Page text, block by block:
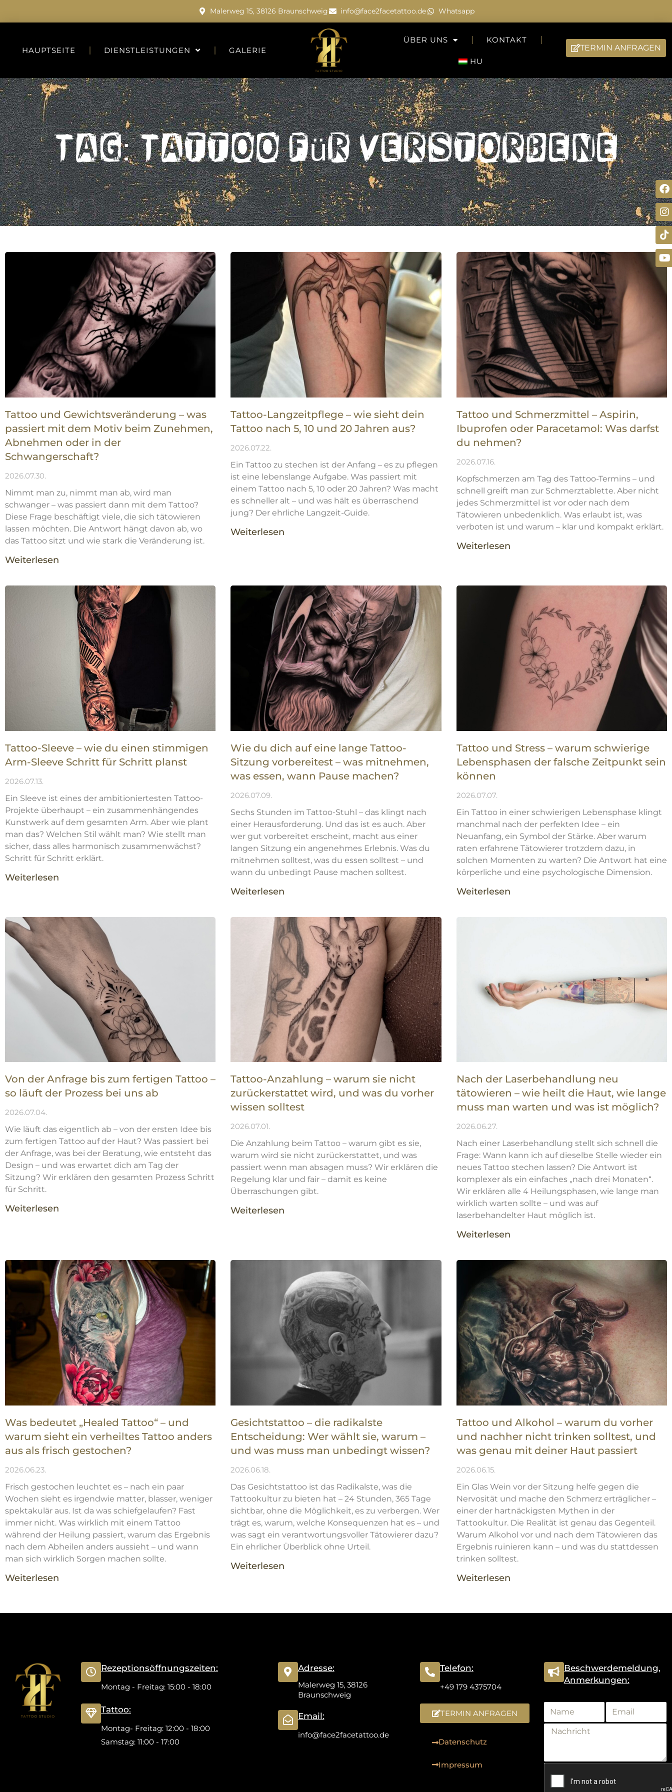
Malerweg 15, 38126 Braunschweig info@face2facetattoo.de Whatsapp
HAUPTSEITE DIENSTLEISTUNGEN GALERIE
ÜBER UNS KONTAKT
HU
TERMIN ANFRAGEN
Tag: Tattoo für Verstorbene
Tattoo und Gewichtsveränderung – was
passiert mit dem Motiv beim Zunehmen,
Abnehmen oder in der
Schwangerschaft?
2026.07.30.
Nimmt man zu, nimmt man ab, wird man
schwanger – was passiert dann mit dem Tattoo?
Diese Frage beschäftigt viele, die sich tätowieren
lassen möchten. Die Antwort hängt davon ab, wo
das Tattoo sitzt und wie stark die Veränderung ist.
Weiterlesen
Tattoo-Langzeitpflege – wie sieht dein
Tattoo nach 5, 10 und 20 Jahren aus?
2026.07.22.
Ein Tattoo zu stechen ist der Anfang – es zu pflegen
ist eine lebenslange Aufgabe. Was passiert mit
einem Tattoo nach 5, 10 oder 20 Jahren? Was macht
es schneller alt – und was hält es überraschend
jung? Der ehrliche Langzeit-Guide.
Weiterlesen
Tattoo und Schmerzmittel – Aspirin,
Ibuprofen oder Paracetamol: Was darfst
du nehmen?
2026.07.16.
Kopfschmerzen am Tag des Tattoo-Termins – und
schnell greift man zur Schmerztablette. Aber nicht
jedes Schmerzmittel ist vor oder nach dem
Tätowieren unbedenklich. Was erlaubt ist, was
verboten ist und warum – klar und kompakt erklärt.
Weiterlesen
Tattoo-Sleeve – wie du einen stimmigen
Arm-Sleeve Schritt für Schritt planst
2026.07.13.
Ein Sleeve ist eines der ambitioniertesten Tattoo-
Projekte überhaupt – ein zusammenhängendes
Kunstwerk auf dem gesamten Arm. Aber wie plant
man das? Welchen Stil wählt man? Wie stellt man
sicher, dass alles harmonisch zusammenwächst?
Schritt für Schritt erklärt.
Weiterlesen
Wie du dich auf eine lange Tattoo-
Sitzung vorbereitest – was mitnehmen,
was essen, wann Pause machen?
2026.07.09.
Sechs Stunden im Tattoo-Stuhl – das klingt nach
einer Herausforderung. Und das ist es auch. Aber
wer gut vorbereitet erscheint, macht aus einer
langen Sitzung ein angenehmes Erlebnis. Was du
mitnehmen solltest, was du essen solltest – und
wann du unbedingt Pause machen solltest.
Weiterlesen
Tattoo und Stress – warum schwierige
Lebensphasen der falsche Zeitpunkt sein
können
2026.07.07.
Ein Tattoo in einer schwierigen Lebensphase klingt
manchmal nach der perfekten Idee – ein
Neuanfang, ein Symbol der Stärke. Aber warum
raten erfahrene Tätowierer trotzdem dazu, in
solchen Momenten zu warten? Die Antwort hat eine
körperliche und eine psychologische Dimension.
Weiterlesen
Von der Anfrage bis zum fertigen Tattoo –
so läuft der Prozess bei uns ab
2026.07.04.
Wie läuft das eigentlich ab – von der ersten Idee bis
zum fertigen Tattoo auf der Haut? Was passiert bei
der Anfrage, was bei der Beratung, wie entsteht das
Design – und was erwartet dich am Tag der
Sitzung? Wir erklären den gesamten Prozess Schritt
für Schritt.
Weiterlesen
Tattoo-Anzahlung – warum sie nicht
zurückerstattet wird, und was du vorher
wissen solltest
2026.07.01.
Die Anzahlung beim Tattoo – warum gibt es sie,
warum wird sie nicht zurückerstattet, und was
passiert wenn man absagen muss? Wir erklären die
Regelung klar und fair – damit es keine
Überraschungen gibt.
Weiterlesen
Nach der Laserbehandlung neu
tätowieren – wie heilt die Haut, wie lange
muss man warten und was ist möglich?
2026.06.27.
Nach einer Laserbehandlung stellt sich schnell die
Frage: Wann kann ich auf dieselbe Stelle wieder ein
neues Tattoo stechen lassen? Die Antwort ist
komplexer als ein einfaches „nach drei Monaten“.
Wir erklären alle 4 Heilungsphasen, wie lange man
wirklich warten sollte – und was auf
laserbehandelter Haut möglich ist.
Weiterlesen
Was bedeutet „Healed Tattoo“ – und
warum sieht ein verheiltes Tattoo anders
aus als frisch gestochen?
2026.06.23.
Frisch gestochen leuchtet es – nach ein paar
Wochen sieht es irgendwie matter, blasser, weniger
spektakulär aus. Ist da was schiefgelaufen? Fast
immer nicht. Was wirklich mit einem Tattoo
während der Heilung passiert, warum das Ergebnis
nach dem Abheilen anders aussieht – und wann
man sich wirklich Sorgen machen sollte.
Weiterlesen
Gesichtstattoo – die radikalste
Entscheidung: Wer wählt sie, warum –
und was muss man unbedingt wissen?
2026.06.18.
Das Gesichtstattoo ist das Radikalste, was die
Tattookultur zu bieten hat – 24 Stunden, 365 Tage
sichtbar, ohne die Möglichkeit, es zu verbergen. Wer
trägt es, warum, welche Konsequenzen hat es – und
was sagt ein verantwortungsvoller Tätowierer dazu?
Ein ehrlicher Überblick ohne Urteil.
Weiterlesen
Tattoo und Alkohol – warum du vorher
und nachher nicht trinken solltest, und
was genau mit deiner Haut passiert
2026.06.15.
Ein Glas Wein vor der Sitzung helfe gegen die
Nervosität und mache den Schmerz erträglicher –
einer der hartnäckigsten Mythen in der
Tattookultur. Die Realität ist genau das Gegenteil.
Warum Alkohol vor und nach dem Tätowieren das
Ergebnis ruinieren kann – und was du stattdessen
trinken solltest.
Weiterlesen
Rezeptionsöffnungszeiten:
Montag - Freitag: 15:00 - 18:00
Tattoo:
Montag- Freitag: 12:00 - 18:00
Samstag: 11:00 - 17:00
Adresse:
Malerweg 15, 38126
Braunschweig
Email:
info@face2facetattoo.de
Telefon:
+49 179 4375704
TERMIN ANFRAGEN
Datenschutz
Impressum
Beschwerdemeldung,
Anmerkungen: